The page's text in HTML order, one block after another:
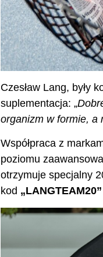
Czesław Lang, były
suplementacja: „
organizm w formie, a
Współpraca z
poziomu
otrzymuje specjalny
kod „LANGTEAM20”